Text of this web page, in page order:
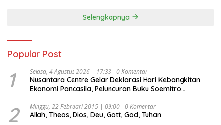
Selengkapnya
Popular Post
1 Selasa, 4 Agustus 2026 | 17:33 0 Komentar
Nusantara Centre Gelar Deklarasi Hari Kebangkitan
Ekonomi Pancasila, Peluncuran Buku Soemitro
Ekonomi Politik Indonesia) & Simposium Nasional
“Urgensi Undang-Undang Perekonomian Nasional dan
2 Minggu, 22 Februari 2015 | 09:00 0 Komentar
Allah, Theos, Dios, Deu, Gott, God, Tuhan